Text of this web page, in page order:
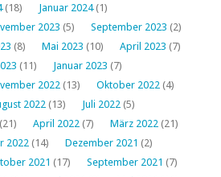
(18) Januar 2024(1)
2023 (5) September 2023 (2)
(8) Mai 2023 (10) April 2023 (7)
(11) Januar 2023 (7)
2022 (13) Oktober 2022 (4)
2022 (13) Juli 2022 (5)
(21) April 2022 (7) März 2022 (21)
2022 (14) Dezember 2021 (2)
2021 (17) September 2021 (7)